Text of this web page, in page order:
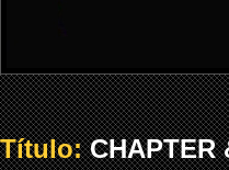
Título:CHAPTER